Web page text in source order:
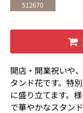
512670
開店・開業祝いや
タンド花です。特
に盛り立てます。
で華やかなスタン